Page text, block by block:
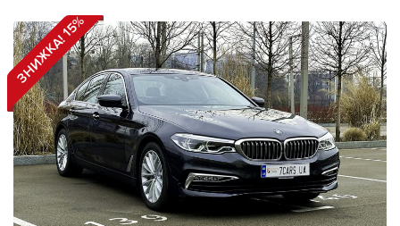
ЗНИЖКА! 15%